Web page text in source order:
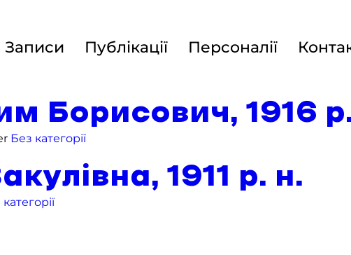
Записи Публікації Персоналії
Борисович, 1916
Без категорії
1911 р. н.